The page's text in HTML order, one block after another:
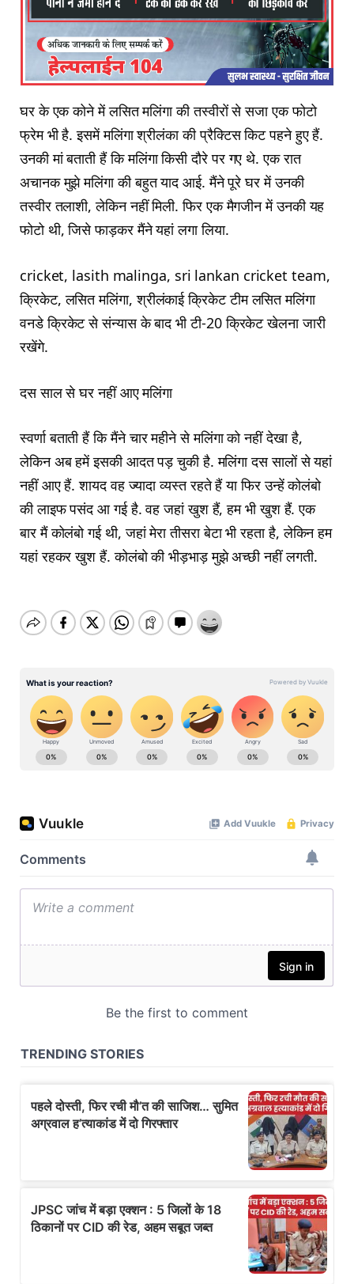
घर के एक कोने में लसित मलिंगा की तस्वीरों से सजा एक फोटो
फ्रेम भी है. इसमें मलिंगा श्रीलंका की प्रैक्टिस किट पहने हुए हैं.
उनकी मां बताती हैं कि मलिंगा किसी दौरे पर गए थे. एक रात
अचानक मुझे मलिंगा की बहुत याद आई. मैंने पूरे घर में उनकी
तस्वीर तलाशी, लेकिन नहीं मिली. फिर एक मैगजीन में उनकी यह
फोटो थी, जिसे फाड़कर मैंने यहां लगा लिया.
cricket, lasith malinga, sri lankan cricket team,
क्रिकेट, लसित मलिंगा, श्रीलंकाई क्रिकेट टीम लसित मलिंगा
वनडे क्रिकेट से संन्यास के बाद भी टी-20 क्रिकेट खेलना जारी
रखेंगे.
दस साल से घर नहीं आए मलिंगा
स्वर्णा बताती हैं कि मैंने चार महीने से मलिंगा को नहीं देखा है,
लेकिन अब हमें इसकी आदत पड़ चुकी है. मलिंगा दस सालों से यहां
नहीं आए हैं. शायद वह ज्यादा व्यस्त रहते हैं या फिर उन्हें कोलंबो
की लाइफ पसंद आ गई है. वह जहां खुश हैं, हम भी खुश हैं. एक
बार मैं कोलंबो गई थी, जहां मेरा तीसरा बेटा भी रहता है, लेकिन हम
यहां रहकर खुश हैं. कोलंबो की भीड़भाड़ मुझे अच्छी नहीं लगती.